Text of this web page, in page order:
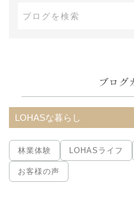
ブ
ブログ
LOHASな暮らし
林業体験 LOHASライフ
お客様の声